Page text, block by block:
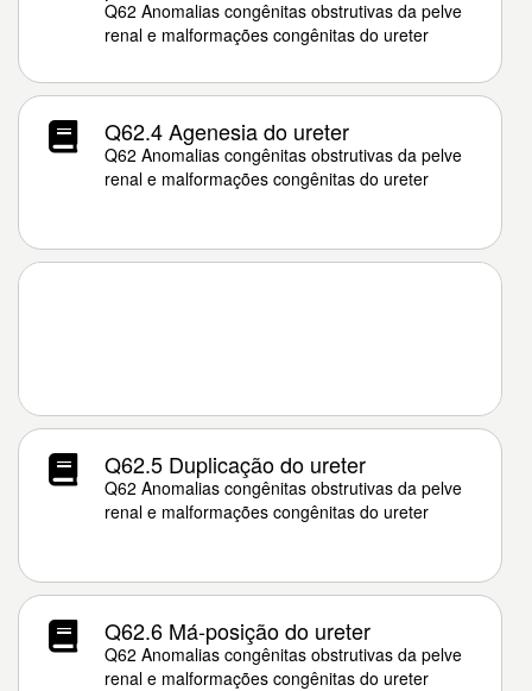
Q62 Anomalias congênitas obstrutivas da pelve
renal e malformações congênitas do ureter
Q62.4 Agenesia do ureter
Q62 Anomalias congênitas obstrutivas da pelve
renal e malformações congênitas do ureter
Q62.5 Duplicação do ureter
Q62 Anomalias congênitas obstrutivas da pelve
renal e malformações congênitas do ureter
Q62.6 Má-posição do ureter
Q62 Anomalias congênitas obstrutivas da pelve
renal e malformações congênitas do ureter